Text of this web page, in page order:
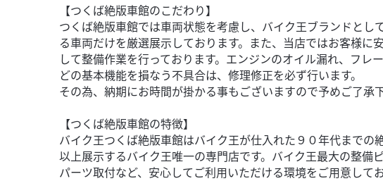
【つくば絶版車館のこだわり】
つくば絶版車館では車両状態を考慮し、バイク王ブランドとし
る車両だけを厳選展示しております。また、当店ではお客様に
して整備作業を行っております。エンジンのオイル漏れ、フレ
どの基本機能を損なう不具合は、修理修正を必ず行います。
その為、納期にお時間が掛かる事もございますので予めご了承
【つくば絶版車館の特徴】
バイク王つくば絶版車館はバイク王が仕入れた９０年代までの
以上展示するバイク王唯一の専門店です。バイク王最大の整備
パーツ取付など、安心してご利用いただける環境をご用意して